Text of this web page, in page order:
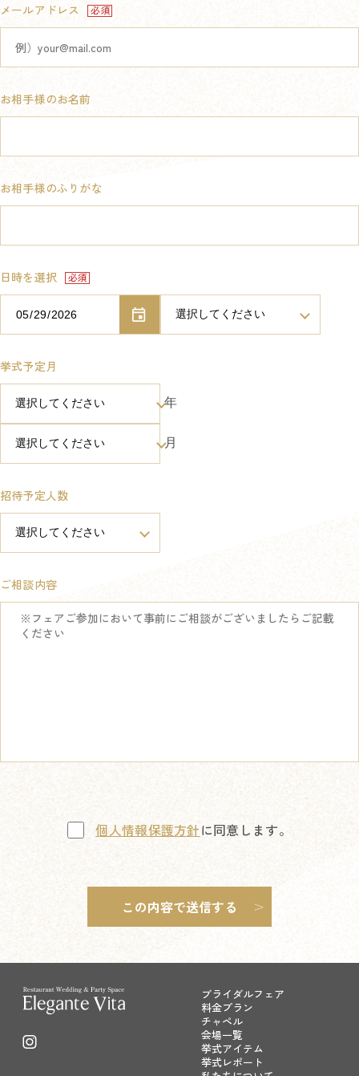
メールアドレス
お相手様のお名前
お相手様のふりがな
日時を選択
挙式予定月
年
月
招待予定人数
ご相談内容
個人情報保護方針に同意します。
ブライダルフェア
料金プラン
チャペル
会場一覧
挙式アイテム
挙式レポート